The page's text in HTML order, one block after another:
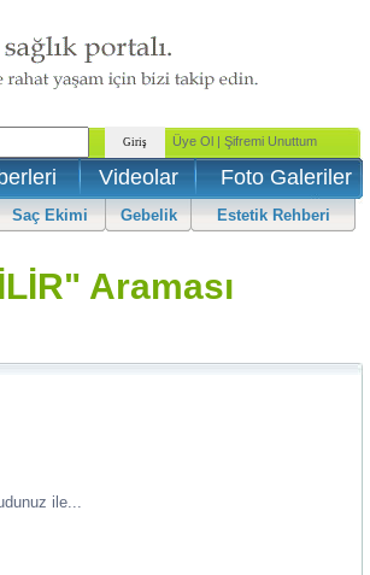
Videolar Foto Galeriler
Saç Ekimi Gebelik Estetik Rehberi
Araması
ile...